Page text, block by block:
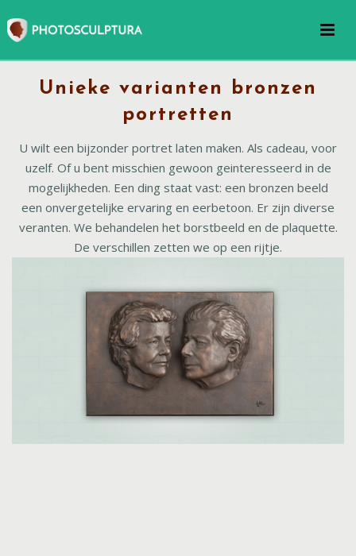
Unieke varianten bronzen
portretten
U wilt een bijzonder portret laten maken. Als cadeau, voor
uzelf. Of u bent misschien gewoon geinteresseerd in de
mogelijkheden. Een ding staat vast: een bronzen beeld
een onvergetelijke ervaring en eerbetoon. Er zijn diverse
veranten. We behandelen het borstbeeld en de plaquette.
De verschillen zetten we op een rijtje.